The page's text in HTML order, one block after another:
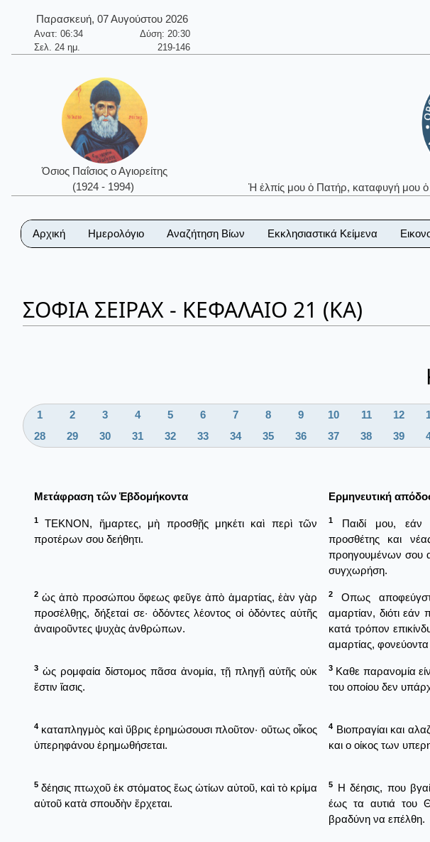
Παρασκευή, 07 Αυγούστου 2026
Ανατ: 06:34
Δύση: 20:30
Σελ. 24 ημ.
219-146
Όσιος Παΐσιος ο Αγιορείτης
(1924 - 1994)
Ἡ ἐλπίς μου ὁ Πατήρ, καταφυγή μου ὁ
Αρχική Ημερολόγιο Αναζήτηση Βίων Εκκλησιαστικά Κείμενα
ΣΟΦΙΑ ΣΕΙΡΑΧ - ΚΕΦΑΛΑΙΟ 21 (ΚΑ)
1 2 3 4 5 6 7 8 9 10 11 12
28
29 30 31 32 33 34 35 36 37 38 39
Μετάφραση τῶν Ἑβδομήκοντα Ερμηνευτική
1
ΤΕΚΝΟΝ, ἥμαρτες, μὴ προσθῇς μηκέτι καὶ περὶ τῶν
προτέρων σου δεήθητι.
1
Παιδί μου, εάν
προσθέτης και
προηγουμένων σου
συγχωρήση.
2 ὡς ἀπὸ προσώπου ὄφεως φεῦγε ἀπὸ ἁμαρτίας, ἐὰν γὰρ
προσέλθῃς, δήξεταί σε· ὀδόντες λέοντος οἱ ὀδόντες αὐτῆς
ἀναιροῦντες ψυχὰς ἀνθρώπων.
2
Οπως
αμαρτίαν, διότι
κατά τρόπον
αμαρτίας,
3 ὡς ρομφαία δίστομος πᾶσα ἀνομία, τῇ πληγῇ αὐτῆς οὐκ
ἔστιν ἴασις.
3 Καθε παρανομία
του οποίου δεν
4 καταπληγμὸς καὶ ὕβρις ἐρημώσουσι πλοῦτον· οὕτως οἶκος
ὑπερηφάνου ἐρημωθήσεται.
4 Βιοπραγίαι και
και ο οίκος των
5 δέησις πτωχοῦ ἐκ στόματος ἕως ὠτίων αὐτοῦ, καὶ τὸ κρίμα
αὐτοῦ κατὰ σπουδὴν ἔρχεται.
5
Η δέησις, που
έως τα αυτιά του
βραδύνη να επέλθη.